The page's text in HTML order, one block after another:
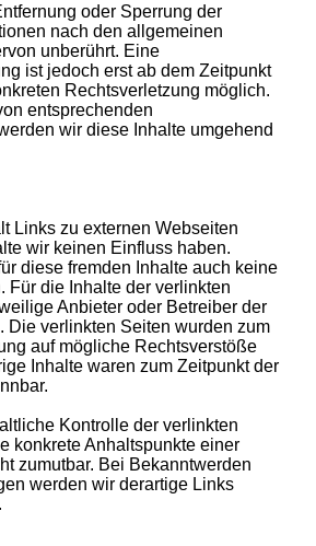
oder Sperrung der
nach den allgemeinen
unberührt. Eine
ist jedoch erst ab dem Zeitpunkt
Rechtsverletzung möglich.
entsprechenden
wir diese Inhalte umgehend
Links zu externen Webseiten
wir keinen Einfluss haben.
diese fremden Inhalte auch keine
Für die Inhalte der verlinkten
Anbieter oder Betreiber der
Die verlinkten Seiten wurden zum
auf mögliche Rechtsverstöße
Inhalte waren zum Zeitpunkt der
Kontrolle der verlinkten
konkrete Anhaltspunkte einer
zumutbar. Bei Bekanntwerden
werden wir derartige Links